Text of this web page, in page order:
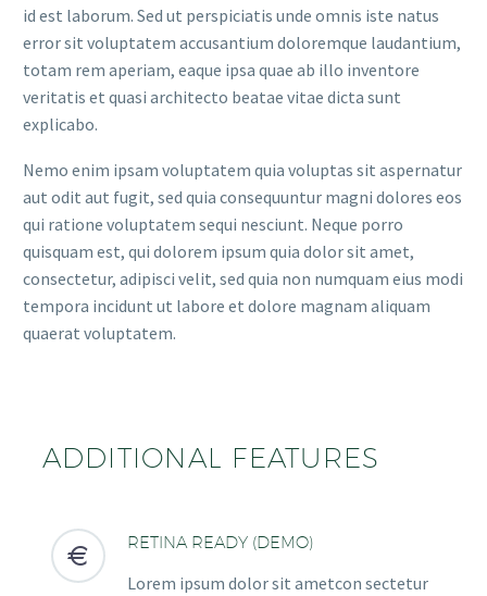
id est laborum. Sed ut perspiciatis unde omnis iste natus
error sit voluptatem accusantium doloremque laudantium,
totam rem aperiam, eaque ipsa quae ab illo inventore
veritatis et quasi architecto beatae vitae dicta sunt
explicabo.
Nemo enim ipsam voluptatem quia voluptas sit aspernatur
aut odit aut fugit, sed quia consequuntur magni dolores eos
qui ratione voluptatem sequi nesciunt. Neque porro
quisquam est, qui dolorem ipsum quia dolor sit amet,
consectetur, adipisci velit, sed quia non numquam eius modi
tempora incidunt ut labore et dolore magnam aliquam
quaerat voluptatem.
ADDITIONAL FEATURES


RETINA READY (DEMO)
Lorem ipsum dolor sit ametcon sectetur